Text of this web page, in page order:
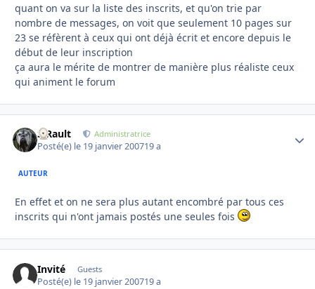
quant on va sur la liste des inscrits, et qu'on trie par
nombre de messages, on voit que seulement 10 pages sur
23 se réfèrent à ceux qui ont déjà écrit et encore depuis le
début de leur inscription
ça aura le mérite de montrer de manière plus réaliste ceux
qui animent le forum
S.Rault Administratrice
Posté(e) le 19 janvier 200719 a
AUTEUR
En effet et on ne sera plus autant encombré par tous ces
inscrits qui n'ont jamais postés une seules fois
Invité Guests
Posté(e) le 19 janvier 200719 a